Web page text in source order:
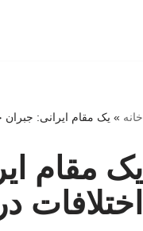
خانه » یک مقام ایرانی: جبران
یک مقام
اختلافات